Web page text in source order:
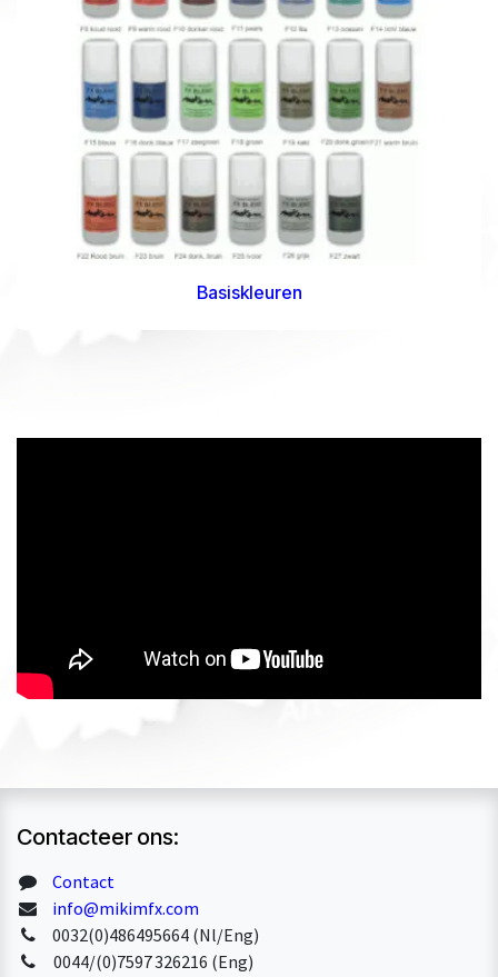
Basiskleuren
Contacteer ons:
Contact
info@mikimfx.com
0032(0)486495664 (Nl/Eng)
0044/(0)7597 326216 (Eng)